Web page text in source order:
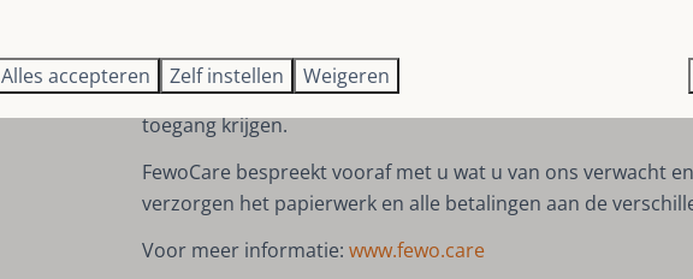
Kern van het beheer is een geavanceerd web- en
SauerlandBookings en de GreatStay App voor de gasten
doorgaven), waarin de beheerstaken worden
toegang krijgen.
FewoCare bespreekt vooraf met u wat u van ons verwacht
verzorgen het papierwerk en alle betalingen aan de
Voor meer informatie:www.fewo.care
Alles accepteren Zelf instellen Weigeren